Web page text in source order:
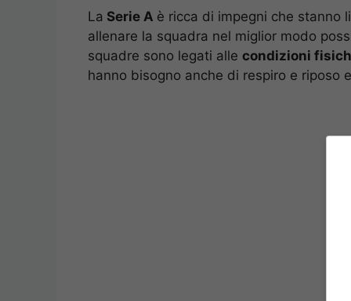
La Serie A è ricca di impegni che stanno
allenare la squadra nel miglior modo
squadre sono legati alle condizioni
hanno bisogno anche di respiro e riposo